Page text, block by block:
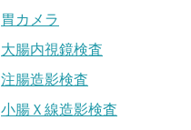
胃カメラ
大腸内視鏡検査
注腸造影検査
小腸Ｘ線造影検査